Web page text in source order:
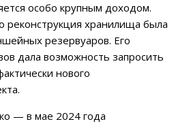
особо крупным доходом.
реконструкция хранилища была
резервуаров. Его
дала возможность запросить
нового
— в мае 2024 года